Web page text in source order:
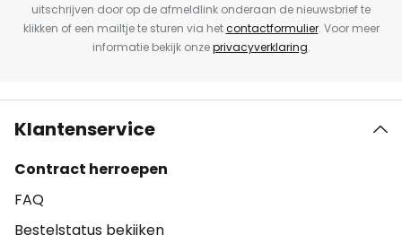
uitschrijven door op de afmeldlink onderaan de nieuwsbrief te
klikken of een mailtje te sturen via hetcontactformulier. Voor meer
informatie bekijk onzeprivacyverklaring.
Klantenservice
Contract herroepen
FAQ
Bestelstatus bekijken